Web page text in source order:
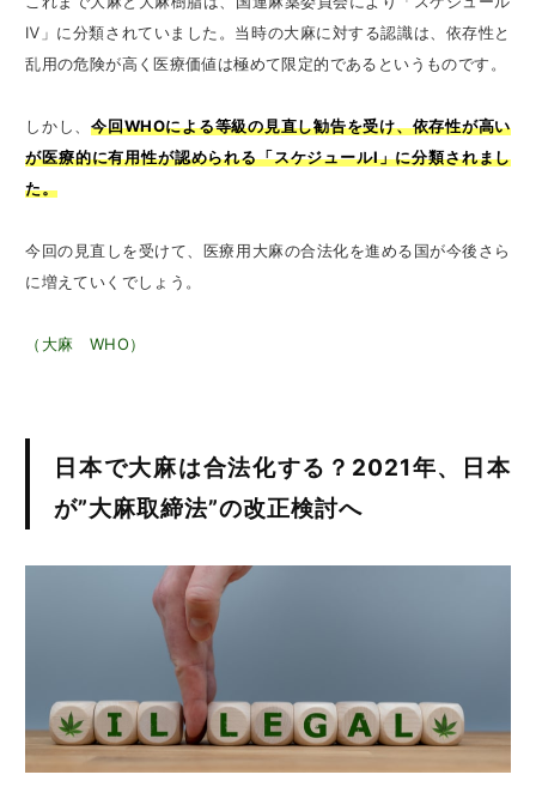
Ⅳ」に分類されていました。当時の大麻に対する認識は、依存性と
乱用の危険が高く医療価値は極めて限定的であるというものです。
しかし、今回WHOによる等級の見直し勧告を受け、依存性が高い
が医療的に有用性が認められる「スケジュールⅠ」に分類されまし
た。
今回の見直しを受けて、医療用大麻の合法化を進める国が今後さら
に増えていくでしょう。
（大麻 WHO）
日本で大麻は合法化する？2021年、日本
が”大麻取締法”の改正検討へ